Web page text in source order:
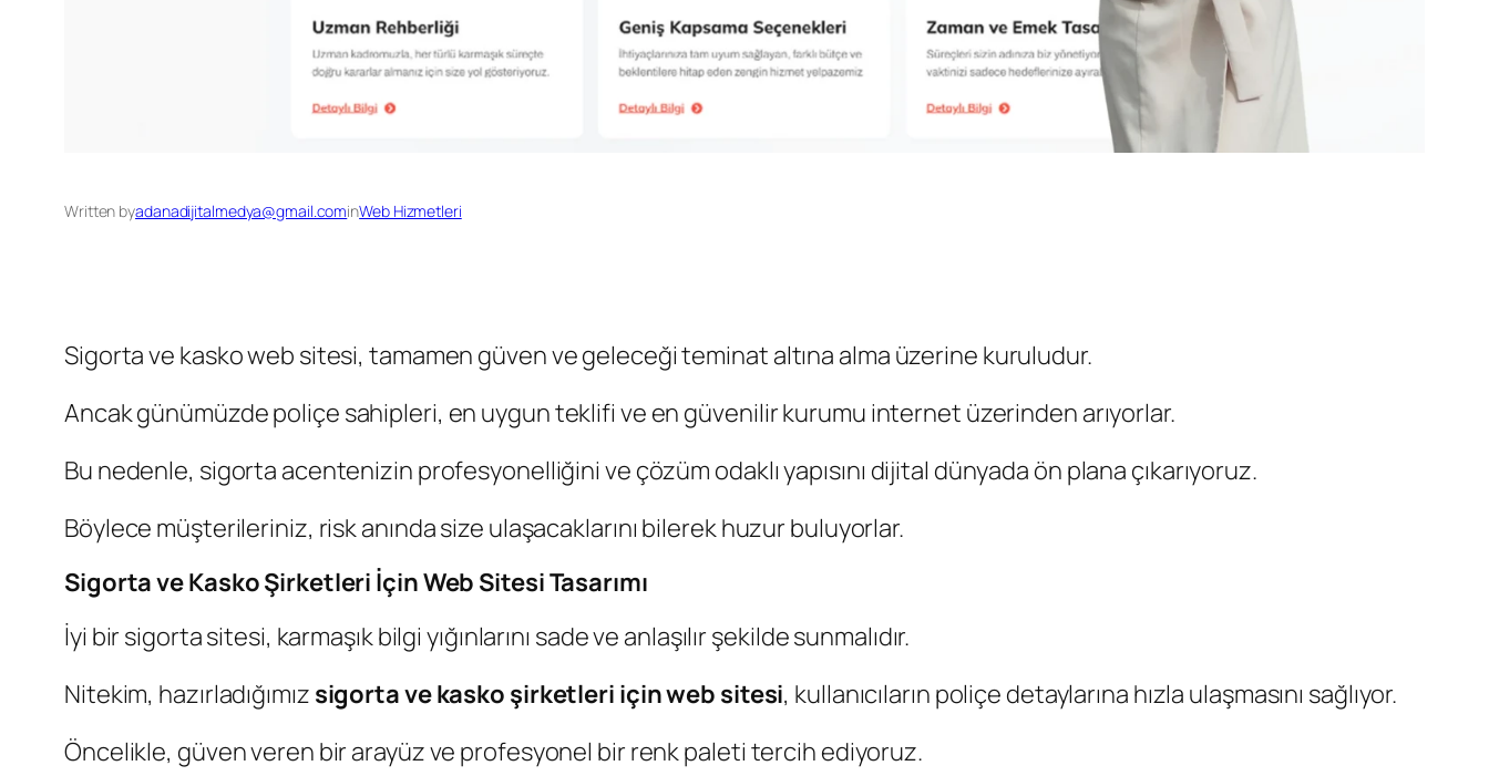
Written byadanadijitalmedya@gmail.cominWeb Hizmetleri
Sigorta ve kasko web sitesi, tamamen güven ve geleceği teminat altına alma üzerine kuruludur.
Ancak günümüzde poliçe sahipleri, en uygun teklifi ve en güvenilir kurumu internet üzerinden arıyorlar.
Bu nedenle, sigorta acentenizin profesyonelliğini ve çözüm odaklı yapısını dijital dünyada ön plana çıkarıyoruz.
Böylece müşterileriniz, risk anında size ulaşacaklarını bilerek huzur buluyorlar.
Sigorta ve Kasko Şirketleri İçin Web Sitesi Tasarımı
İyi bir sigorta sitesi, karmaşık bilgi yığınlarını sade ve anlaşılır şekilde sunmalıdır.
Nitekim, hazırladığımız sigorta ve kasko şirketleri için web sitesi, kullanıcıların poliçe detaylarına hızla ulaşmasını sağlıyor.
Öncelikle, güven veren bir arayüz ve profesyonel bir renk paleti tercih ediyoruz.